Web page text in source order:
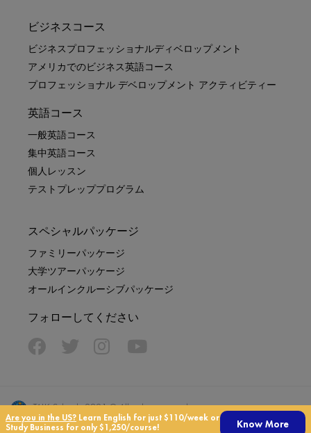
ビジネスコース
ビジネスプロフェッショナルディベロップメント
アメリカでのビジネス英語コース
プロフェッショナル デベロップメント アクティビティー
英語コース
一般英語コース
集中英語コース
個人レッスン
テストプレッププログラム
スペシャルパッケージ
ファミリーパッケージ
大学ツアーパッケージ
オールインクルーシブパッケージ
フォローしてください
TALK Schools 2021 © All rights reserved
3501 S University Drive, Suite 3, Davie, FL 33328
Are you in the US? Learn English for just $110/week or
Study Business for only $1,250/course!
Know More